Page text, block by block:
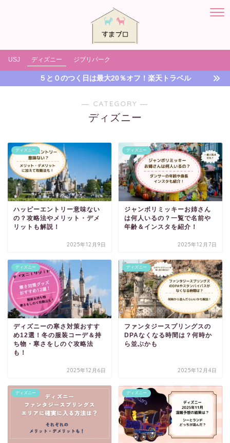
USJ ディズニー ジブリパーク
５と０のつく日は最大20％オフ！楽天トラベル
― CATEGORY ―
ディズニー
ディズニー
ハッピーエントリー意味ない
の？攻略法やメリット・デメ
リットも解説！
2025年12月9日
ディズニー
ジャンボリミッキーお姉さん
は何人いるの？一覧で名前や
年齢＆インスタを紹介！
2025年12月7日
ディズニー
ディズニーの寒さ対策おすす
め12選！冬の服装コーデ＆持
ち物・寒さをしのぐ攻略法
も！
2025年12月6日
ディズニー
ファンタジースプリングスの
DPAなくなる時間は？何時か
ら並ぶかも
2025年12月4日
ディズニー ディズニー